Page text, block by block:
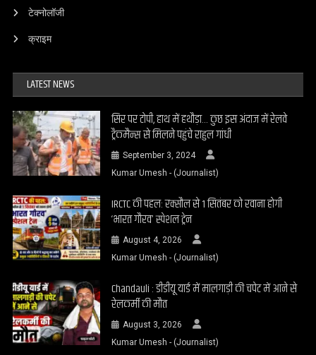
टेक्नोलॉजी
क्राइम
LATEST NEWS
सिर पर टोपी, हाथ में हथौड़ा… कुछ इस अंदाज में रेलवे
ट्रैकमैन्स से मिलने पहुंचे राहुल गांधी
September 3, 2024
Kumar Umesh - (Journalist)
IRCTC की पहल: रक्सौल से 1 सितंबर को रवाना होगी
‘भारत गौरव’ स्पेशल ट्रेन
August 4, 2026
Kumar Umesh - (Journalist)
Chandauli : डीडीयू यार्ड में मालगाड़ी की चपेट में आने से
रेलकर्मी की मौत
August 3, 2026
Kumar Umesh - (Journalist)